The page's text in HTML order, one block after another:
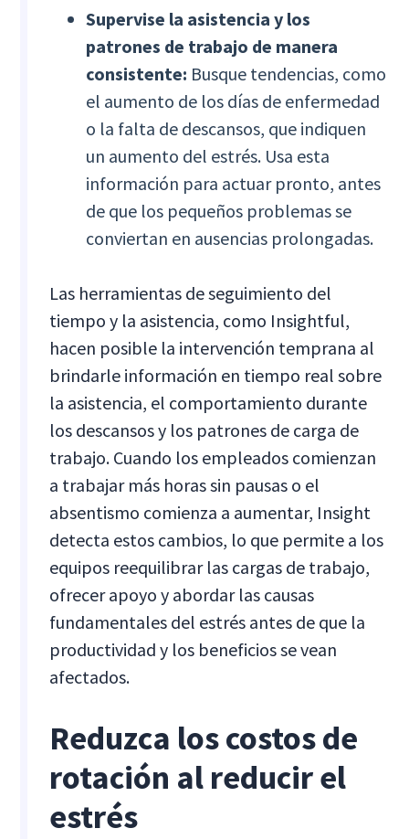
Supervise la asistencia y los
patrones de trabajo de manera
consistente: Busque tendencias, como
el aumento de los días de enfermedad
o la falta de descansos, que indiquen
un aumento del estrés. Usa esta
información para actuar pronto, antes
de que los pequeños problemas se
conviertan en ausencias prolongadas.
Las herramientas de seguimiento del
tiempo y la asistencia, como Insightful,
hacen posible la intervención temprana al
brindarle información en tiempo real sobre
la asistencia, el comportamiento durante
los descansos y los patrones de carga de
trabajo. Cuando los empleados comienzan
a trabajar más horas sin pausas o el
absentismo comienza a aumentar, Insight
detecta estos cambios, lo que permite a los
equipos reequilibrar las cargas de trabajo,
ofrecer apoyo y abordar las causas
fundamentales del estrés antes de que la
productividad y los beneficios se vean
afectados.
Reduzca los costos de
rotación al reducir el
estrés